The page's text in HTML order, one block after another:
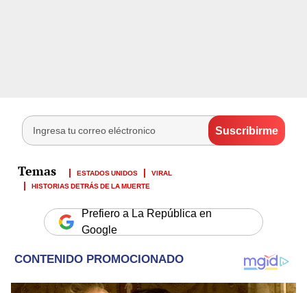
ESTADOS UNIDOS
VIRAL
HISTORIAS DETRÁS DE LA MUERTE
Prefiero a La República en
Google